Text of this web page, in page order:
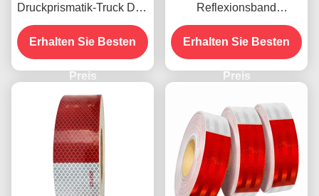
Druckprismatik-Truck Dot-
C2-Reflexionsband
Erhalten Sie Besten
Preis
Reflexionsband
Selbstklebstoff
Wetterbeständig
Erhalten Sie Besten
Preis